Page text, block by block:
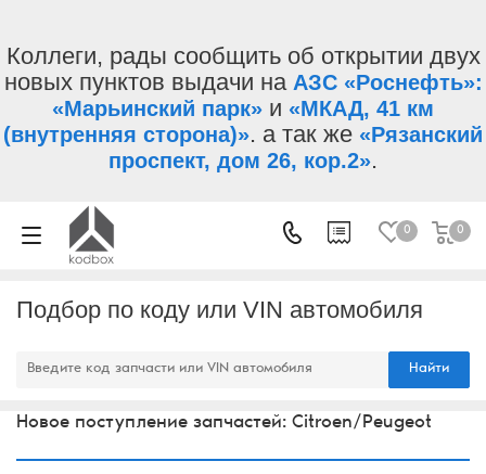
Коллеги, рады сообщить об открытии двух
новых пунктов выдачи на АЗС «Роснефть»:
«Марьинский парк» и «МКАД, 41 км
(внутренняя сторона)». а так же «Рязанский
проспект, дом 26, кор.2».
0 0
Подбор по коду или VIN автомобиля
Найти
Новое поступление запчастей: Citroen/Peugeot